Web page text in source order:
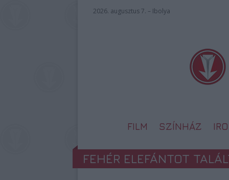
2026. augusztus 7. – Ibolya
FILM SZÍNHÁZ
FEHÉR ELEFÁNTOT